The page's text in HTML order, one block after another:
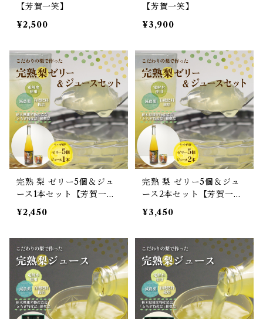
【芳賀一笑】
¥2,500
【芳賀一笑】
¥3,900
完熟 梨 ゼリー5個＆ジュ
ース1本セット【芳賀一
笑】
¥2,450
完熟 梨 ゼリー5個＆ジュ
ース2本セット【芳賀一
笑】
¥3,450